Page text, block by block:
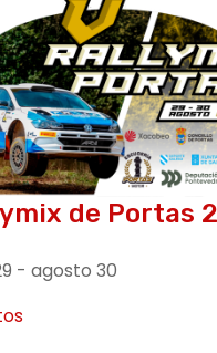
de Portas
- agosto 30